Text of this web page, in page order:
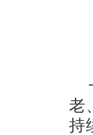
老
持